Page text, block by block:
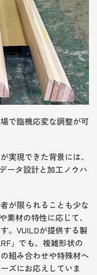
で臨機応変な調整が可
実現できた背景には、
ータ設計と加工ノウハ
が限られることも少な
素材の特性に応じて、
。VUILDが提供する製
」でも、複雑形状の
組み合わせや特殊材へ
ズにお応えしていま